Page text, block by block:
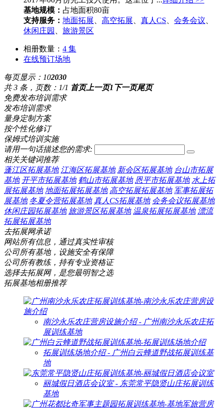
基地规模： 占地面积80亩
支持服务： 地面拓展 高空拓展 真人CS 会务会议
休闲庄园
旅游景区
相册数量： 4 集
在线预订场地
每页显示： 102030
共 3 条，页数：1/1 首页上一页1 下一页尾页
免费发布培训需求
发布培训需求
量身定制方案
按个性化修订
保姆式培训实施
请用一句话描述您的需求:
相关关键词推荐
蓬江区拓展基地 江海区拓展基地 新会区拓展基地 台山市拓展
基地 开平市拓展基地 鹤山市拓展基地 恩平市拓展基地 水上拓
展拓展基地 地面拓展拓展基地 高空拓展拓展基地 军事拓展拓
展基地 冬夏令营拓展基地 真人CS拓展基地 会务会议拓展基地
休闲庄园拓展基地 旅游景区拓展基地 温泉拓展拓展基地 漂流
拓展拓展基地
去拓展网承诺
网站所有信息，通过真实性审核
公司所有基地，设施安全有保障
公司所有教练，持有专业资格证
选择去拓展网，是您最明智之选
拓展基地相册推荐
南沙永乐农庄营房设施介绍 - 广州南沙永乐农庄拓
展训练基地
拓展训练场地介绍 - 广州白云蜂道野战拓展训练基
地
丽城假日酒店会议室 - 东莞常平隐贤山庄拓展训练
基地